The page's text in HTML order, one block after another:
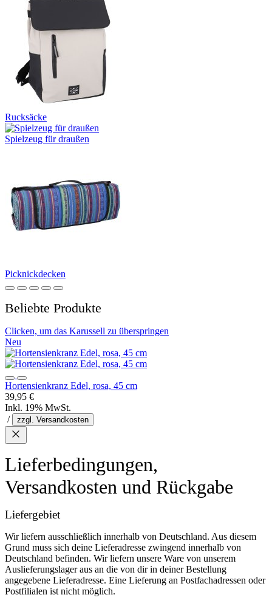
Rucksäcke
Spielzeug für draußen
Picknickdecken
Beliebte Produkte
Clicken, um das Karussell zu überspringen
Neu
Hortensienkranz Edel, rosa, 45 cm
39,95 €
Inkl. 19% MwSt.
/
zzgl. Versandkosten
Lieferbedingungen,
Versandkosten und Rückgabe
Liefergebiet
Wir liefern ausschließlich innerhalb von Deutschland. Aus diesem
Grund muss sich deine Lieferadresse zwingend innerhalb von
Deutschland befinden. Wir liefern unsere Ware von unserem
Auslieferungslager aus an die von dir in deiner Bestellung
angegebene Lieferadresse. Eine Lieferung an Postfachadressen oder
Postfilialen ist nicht möglich.